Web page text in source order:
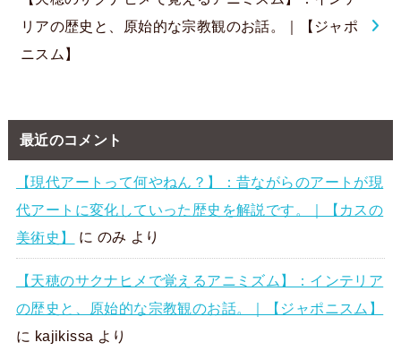
リアの歴史と、原始的な宗教観のお話。｜【ジャポ
ニスム】
最近のコメント
【現代アートって何やねん？】：昔ながらのアートが現
代アートに変化していった歴史を解説です。｜【カスの
美術史】
に のみ より
【天穂のサクナヒメで覚えるアニミズム】：インテリア
の歴史と、原始的な宗教観のお話。｜【ジャポニスム】
に kajikissa より